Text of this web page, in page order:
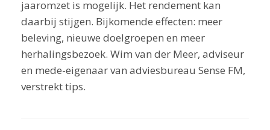
jaaromzet is mogelijk. Het rendement kan
daarbij stijgen. Bijkomende effecten: meer
beleving, nieuwe doelgroepen en meer
herhalingsbezoek. Wim van der Meer, adviseur
en mede-eigenaar van adviesbureau Sense FM,
verstrekt tips.